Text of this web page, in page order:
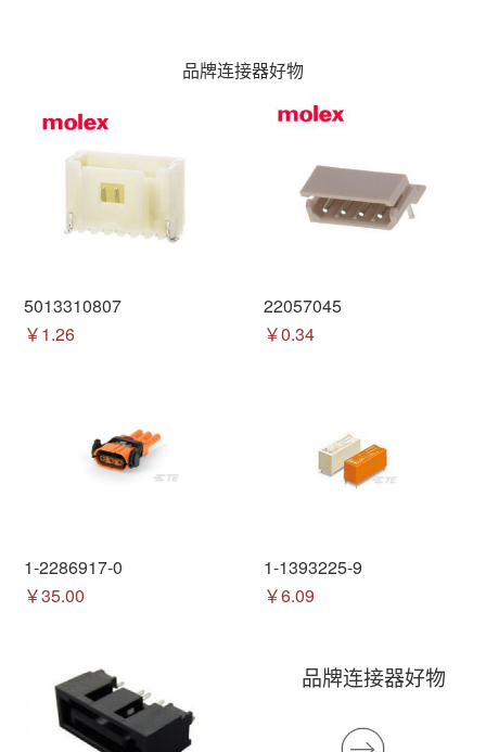
品牌连接器好物
5013310807
￥1.26
22057045
￥0.34
1-2286917-0
￥35.00
1-1393225-9
￥6.09
品牌连接器好物